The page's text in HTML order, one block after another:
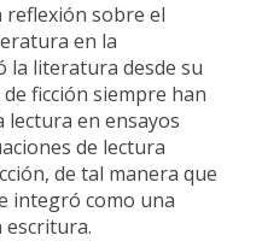
reflexión sobre el
en la
la literatura desde su
ficción siempre han
lectura en ensayos
de lectura
de tal manera que
integró como una
escritura.